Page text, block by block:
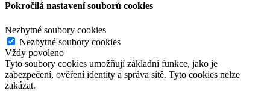
Pokročilá nastavení souborů cookies
Nezbytné soubory cookies
Nezbytné soubory cookies
Vždy povoleno
Tyto soubory cookies umožňují základní funkce, jako je
zabezpečení, ověření identity a správa sítě. Tyto cookies nelze
zakázat.